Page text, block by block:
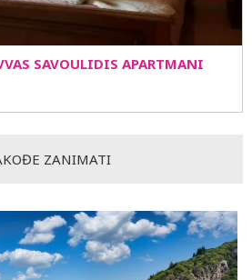
SAVOULIDIS APARTMANI
ZANIMATI